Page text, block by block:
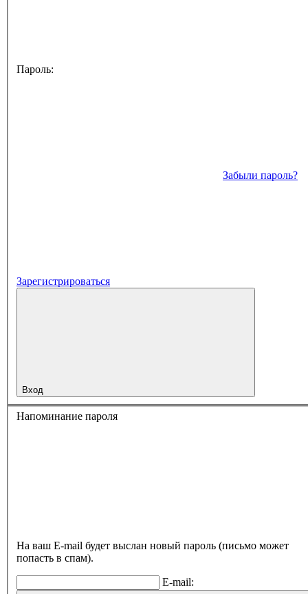
Пароль:
Забыли пароль?
Зарегистрироваться
Вход
Напоминание пароля
На ваш E-mail будет выслан новый пароль (письмо может
попасть в спам).
E-mail: